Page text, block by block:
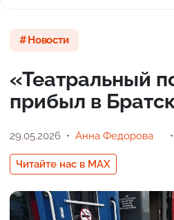
Новости
«Театральный
прибыл в
29.05.2026 Анна Федорова
Читайте нас в MAX